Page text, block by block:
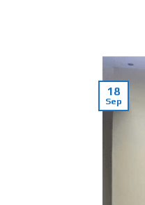
18
Sep